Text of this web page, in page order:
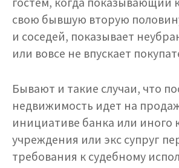
свою бывшую вторую
и соседей, показывает
или вовсе не впускает
Бывают и такие случаи, что
недвижимость идет на
инициативе банка или иного
учреждения или экс супруг
требования к судебному